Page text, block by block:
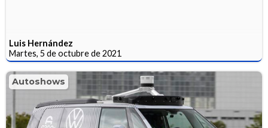
Luis Hernández
Martes, 5 de octubre de 2021
Autoshows